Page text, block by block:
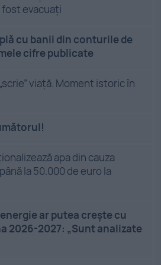
fost evacuați
cu banii din conturile de
cifre publicate
viață. Moment istoric în
apa din cauza
la 50.000 de euro la
ar putea crește cu
2026-2027: „Sunt analizate